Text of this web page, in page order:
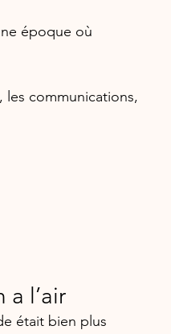
époque où
les communications,
a l’air
était bien plus